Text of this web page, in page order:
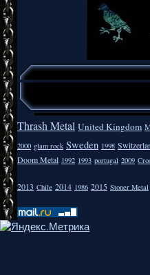
Thrash Metal United Kingdom
2000 glam rock Sweden 1998
Doom Metal 1992 1993 portugal 2009
2013 Chile 2014 1986 2015 Stoner Metal